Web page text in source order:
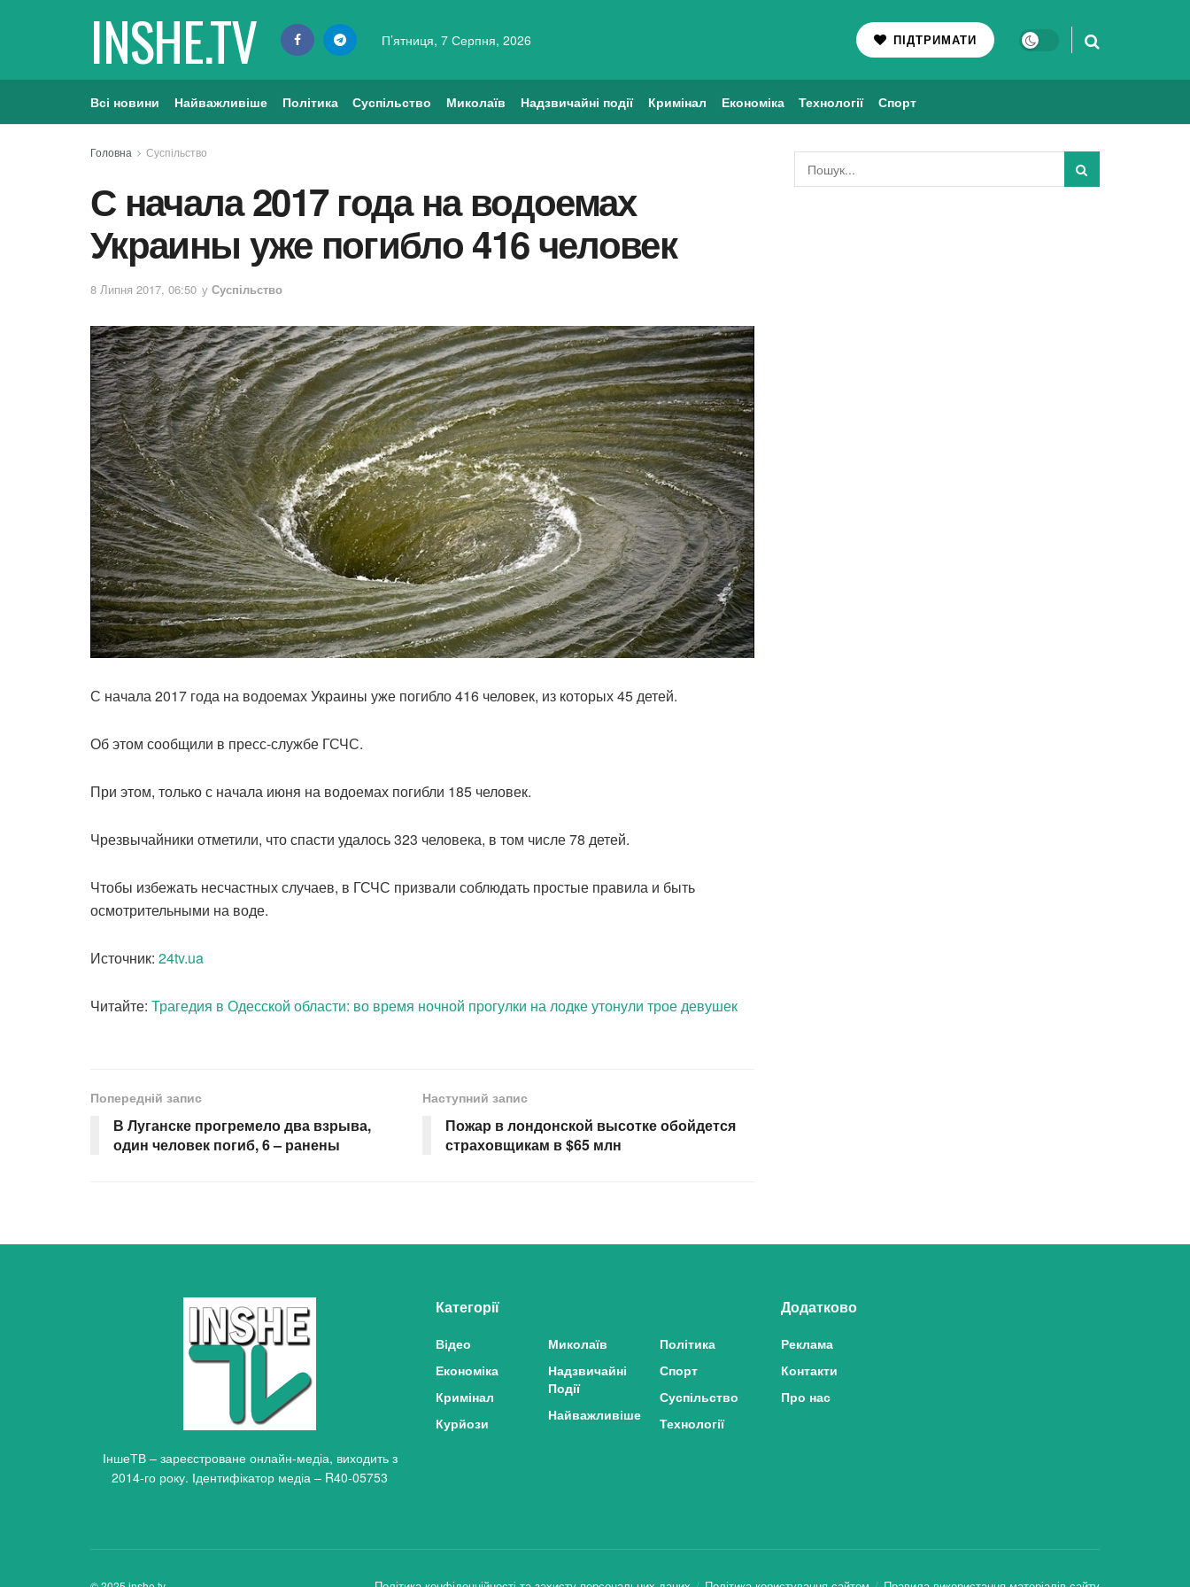
INSHE.TV П’ятниця, 7 Серпня, 2026 ПІДТРИМАТИ
Всі новини Найважливіше Політика Суспільство Миколаїв Надзвичайні події Кримінал Економіка Технології Спорт
Головна Суспільство
С начала 2017 года на водоемах
Украины уже погибло 416 человек
8 Липня 2017, 06:50 у Суспільство
С начала 2017 года на водоемах Украины уже погибло 416 человек, из которых 45 детей.
Об этом сообщили в пресс-службе ГСЧС.
При этом, только с начала июня на водоемах погибли 185 человек.
Чрезвычайники отметили, что спасти удалось 323 человека, в том числе 78 детей.
Чтобы избежать несчастных случаев, в ГСЧС призвали соблюдать простые правила и быть
осмотрительными на воде.
Источник: 24tv.ua
Читайте: Трагедия в Одесской области: во время ночной прогулки на лодке утонули трое девушек
Попередній запис
В Луганске прогремело два взрыва,
один человек погиб, 6 – ранены
Наступний запис
Пожар в лондонской высотке обойдется
страховщикам в $65 млн
ІншеТВ – зареєстроване онлайн-медіа, виходить з
2014-го року. Ідентифікатор медіа – R40-05753
Категорії
Відео
Економіка
Кримінал
Курйози
Миколаїв
Надзвичайні
Події
Найважливіше
Політика
Спорт
Суспільство
Технології
Додатково
Реклама
Контакти
Про нас